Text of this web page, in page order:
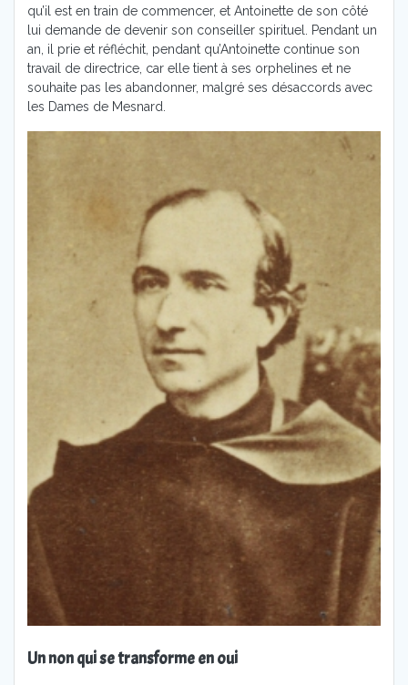
qu’il est en train de commencer, et Antoinette de son côté
lui demande de devenir son conseiller spirituel. Pendant un
an, il prie et réfléchit, pendant qu’Antoinette continue son
travail de directrice, car elle tient à ses orphelines et ne
souhaite pas les abandonner, malgré ses désaccords avec
les Dames de Mesnard.
Un non qui se transforme en oui